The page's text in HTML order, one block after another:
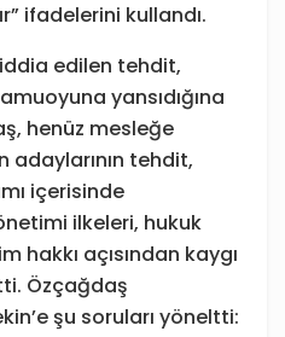
ifadelerini kullandı.
edilen tehdit,
yansıdığına
henüz mesleğe
tehdit,
içerisinde
ilkeleri, hukuk
hakkı açısından kaygı
Özçağdaş
şu soruları yöneltti: